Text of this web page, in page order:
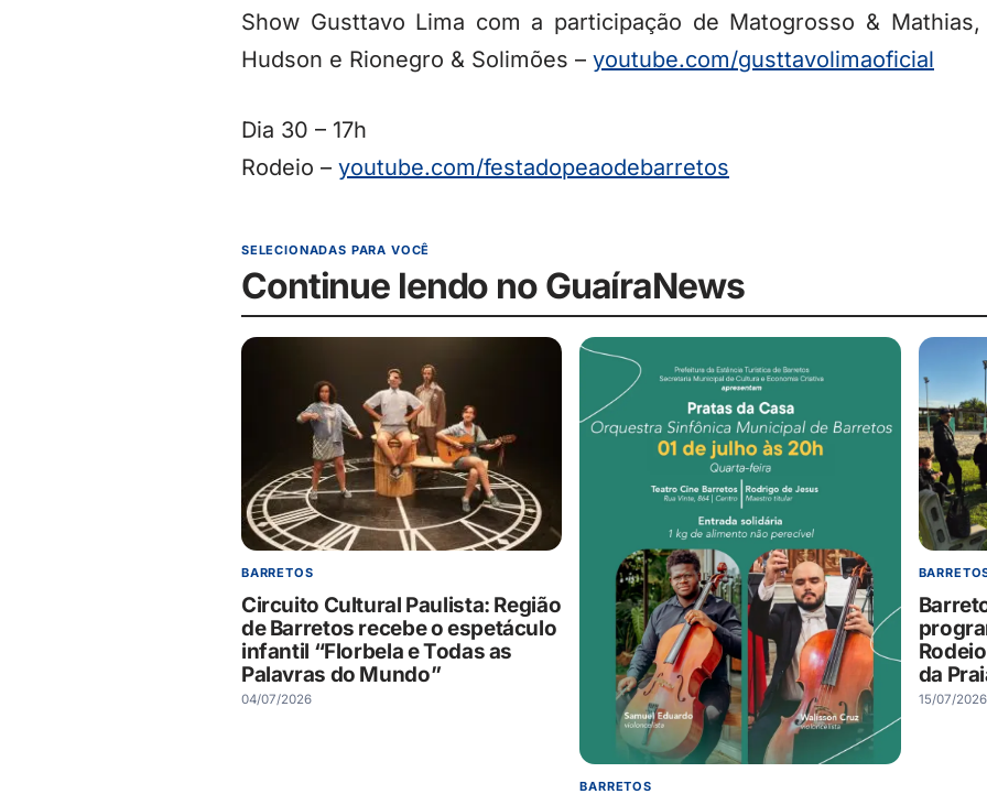
Show Gusttavo Lima com a participação de Matogrosso &
Hudson e Rionegro & Solimões – youtube.com/gusttavolimaoficial
Dia 30 – 17h
Rodeio – youtube.com/festadopeaodebarretos
SELECIONADAS PARA VOCÊ
Continue lendo no GuaíraNews
BARRETOS
Circuito Cultural Paulista: Região
de Barretos recebe o espetáculo
infantil “Florbela e Todas as
Palavras do Mundo”
04/07/2026
BARRETOS
da
15/07/2026